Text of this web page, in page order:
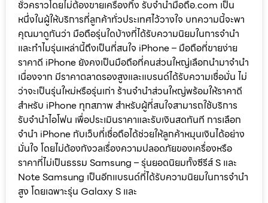
ชั่วคราวโดยไม่ต้องขายเครื่องทิ้ง รับจำนำมือถือ.com เป็น
หนึ่งในผู้ให้บริการที่ลูกค้าทั่วประเทศไว้วางใจ บทความนี้จะพา
คุณมาดูกันว่า มือถือรุ่นใดบ้างที่ได้รับความนิยมในการจำนำ
และทำไมรุ่นเหล่านี้ถึงเป็นที่สนใจ iPhone – มือถือที่ขายง่าย
ราคาดี iPhone ยังคงเป็นมือถือที่คนส่วนใหญ่เลือกนำมาจำนำ
เนื่องจาก มีราคาตลาดรองสูงและแบรนด์ได้รับความเชื่อมั่น ไม่
ว่าจะเป็นรุ่นใหม่หรือรุ่นเก่า ร้านจำนำส่วนใหญ่พร้อมให้ราคาดี
สำหรับ iPhone ทุกสภาพ สำหรับผู้ที่สนใจสามารถใช้บริการ
รับจำนำไอโฟน เพื่อประเมินราคาและรับเงินสดทันที การเลือก
จำนำ iPhone กับเว็บที่เชื่อถือได้ช่วยให้ลูกค้าหมุนเงินได้อย่าง
มั่นใจ โดยไม่ต้องกังวลเรื่องความปลอดภัยของเครื่องหรือ
ราคาที่ไม่เป็นธรรม Samsung – รุ่นยอดนิยมทั้งซีรีส์ S และ
Note Samsung เป็นอีกแบรนด์ที่ได้รับความนิยมในการจำนำ
สูง โดยเฉพาะรุ่น Galaxy S และ